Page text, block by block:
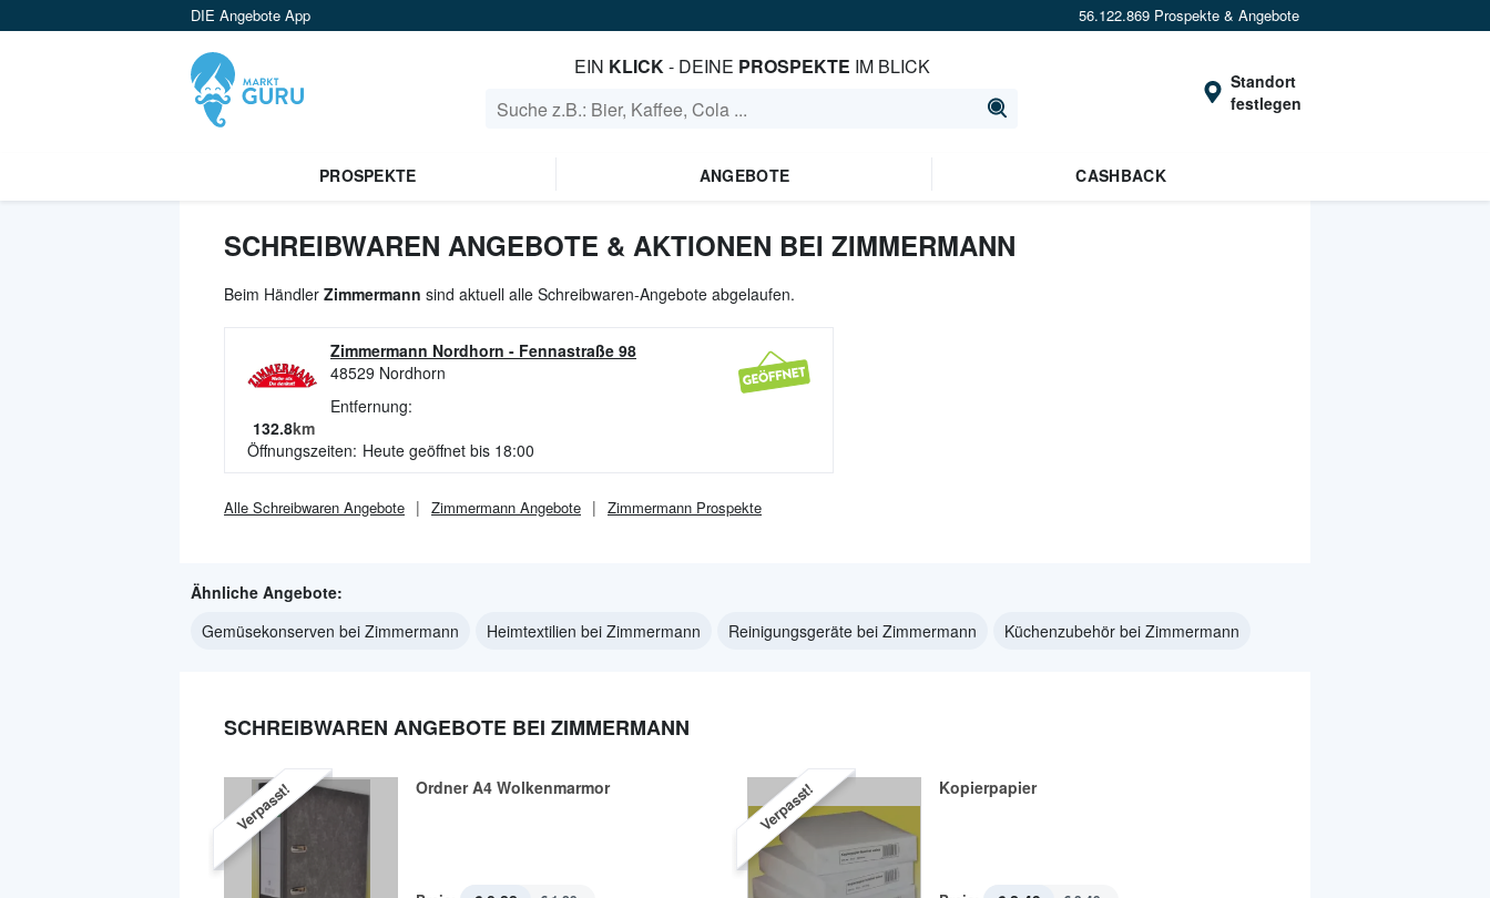
DIE Angebote App 56.122.869 Prospekte & Angebote
EIN KLICK- DEINE PROSPEKTE IM BLICK
Standort
festlegen
PROSPEKTE ANGEBOTE CASHBACK
SCHREIBWAREN ANGEBOTE & AKTIONEN BEI ZIMMERMANN
Beim Händler Zimmermann sind aktuell alle Schreibwaren-Angebote abgelaufen.
Zimmermann Nordhorn - Fennastraße 98
48529 Nordhorn
Entfernung:
132.8km
Öffnungszeiten: Heute geöffnet bis 18:00
Alle Schreibwaren Angebote Zimmermann Angebote Zimmermann Prospekte
Ähnliche Angebote:
Gemüsekonserven bei Zimmermann
Heimtextilien bei Zimmermann Reinigungsgeräte bei Zimmermann Küchenzubehör bei Zimmermann
SCHREIBWAREN ANGEBOTE BEI ZIMMERMANN
Verpasst! Ordner A4 Wolkenmarmor Verpasst! Kopierpapier